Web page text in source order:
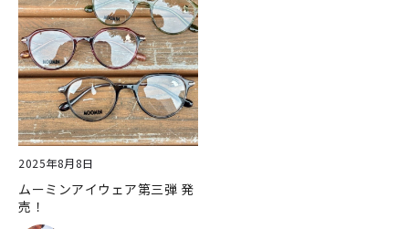
2025年8月8日
ムーミンアイウェア第三弾 発
売！